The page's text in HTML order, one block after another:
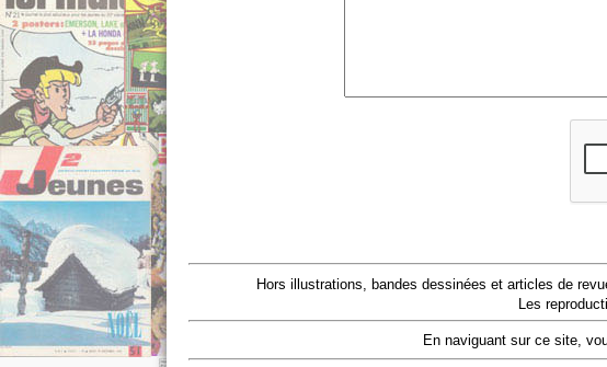
Hors illustrations, bandes dessinées et articles de
Les
En naviguant sur ce site,